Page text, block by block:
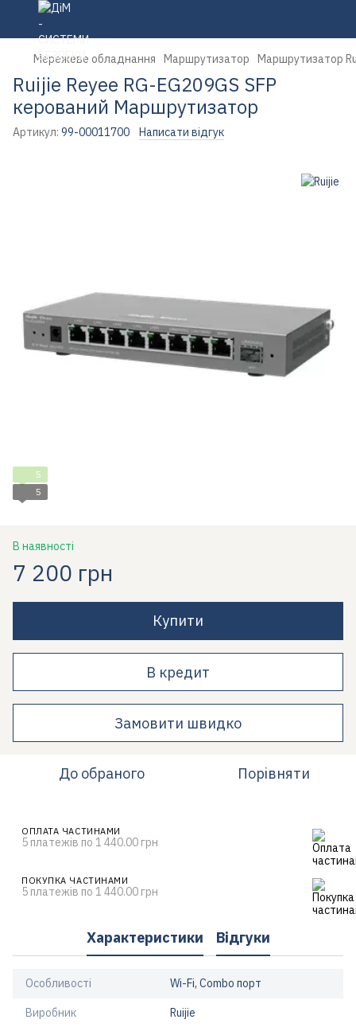
Мережеве обладнання Маршрутизатор Маршрутизатор
Ruijie Reyee RG-EG209GS SFP
керований Маршрутизатор
Артикул: 99-00011700 Написати відгук
5
5
В наявності
7 200 грн
Купити
В кредит
Замовити швидко
До обраного Порівняти
ОПЛАТА ЧАСТИНАМИ
5 платежів по 1 440.00 грн
ПОКУПКА ЧАСТИНАМИ
5 платежів по 1 440.00 грн
Характеристики Відгуки
Особливості Wi-Fi, Combo порт
Виробник Ruijie